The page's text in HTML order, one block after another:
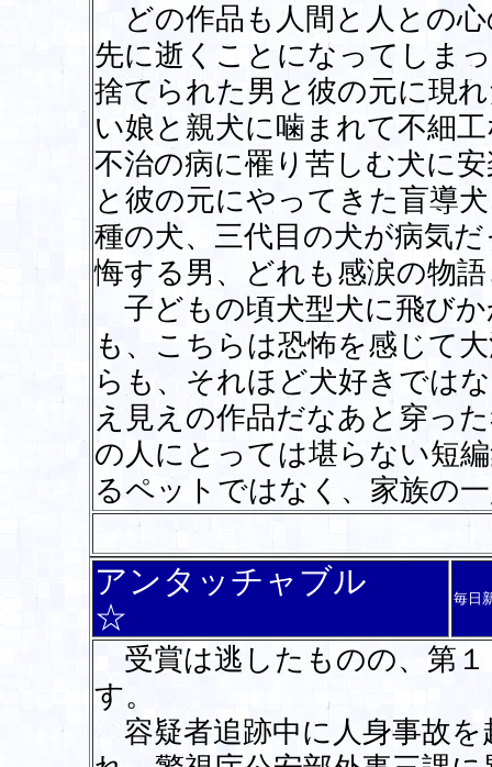
どの作品も人間と人との
先に逝くことになってしま
捨てられた男と彼の元に現
い娘と親犬に噛まれて不細
不治の病に罹り苦しむ犬に
と彼の元にやってきた盲導
種の犬、三代目の犬が病気
悔する男、どれも感涙の物
子どもの頃犬型犬に飛び
も、こちらは恐怖を感じて
らも、それほど犬好きでは
え見えの作品だなあと穿っ
の人にとっては堪らない短
るペットではなく、家族の
アンタッチャブル
☆
毎日
受賞は逃したものの、第１
す。
容疑者追跡中に人身事故を